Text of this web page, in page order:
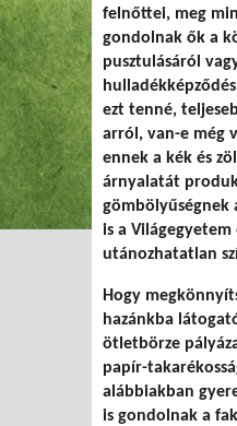
felnőttei, meg
gondolnak ők a
pusztulásáról
ezt tenné,
arról, van-e még
ennek a kék és
árnyalatát
gömbölyűségnek
is a Világegyetem
utánozhatatlan
Hogy
hazánkba
ötletbörze
papír-
alábbiakban
is gondolnak a